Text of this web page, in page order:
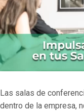
Las salas de
dentro de la empresa,